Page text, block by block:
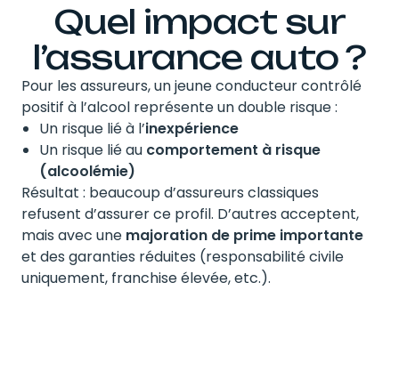
Quel impact sur
l’assurance auto ?
Pour les assureurs, un jeune conducteur contrôlé
positif à l’alcool représente un double risque :
Un risque lié à l’inexpérience
Un risque lié au comportement à risque
(alcoolémie)
Résultat : beaucoup d’assureurs classiques
refusent d’assurer ce profil. D’autres acceptent,
mais avec une majoration de prime importante
et des garanties réduites (responsabilité civile
uniquement, franchise élevée, etc.).